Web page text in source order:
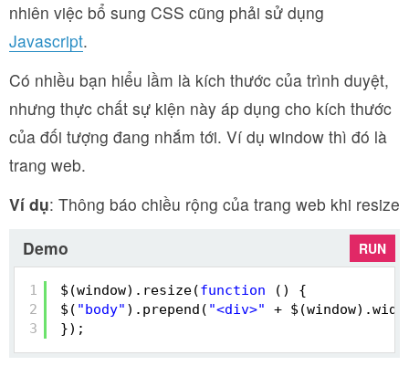
nhiên việc bổ sung CSS cũng phải sử dụng
Javascript.
Có nhiều bạn hiểu lầm là kích thước của trình duyệt,
nhưng thực chất sự kiện này áp dụng cho kích thước
của đối tượng đang nhắm tới. Ví dụ window thì đó là
trang web.
Ví dụ: Thông báo chiều rộng của trang web khi resize
Demo
RUN
1
2
3
$(window).resize(function
() {
$( "body" ).prepend( "<div>"
+
});